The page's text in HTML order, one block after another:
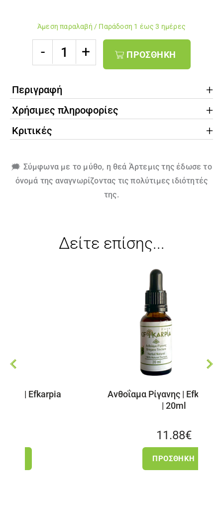
Άμεση παραλαβή / Παράδoση 1 έως 3 ημέρες
Ανθοΐαμα
Αρτεμισίας|
farm
|
20ml
Ποσότητα
ΠΡΟΣΘΉΚΗ
Περιγραφή
Χρήσιμες πληροφορίες
Κριτικές
🗯️ Σύμφωνα με το μύθο, η θεά Άρτεμις της έδωσε το
όνομά της αναγνωρίζοντας τις πολύτιμες ιδιότητές
της.
Δείτε επίσης...
Ανθοΐαμα Ρίγανης | Efkarpia farm
€
ΠΡΟΣΘΉΚΗ